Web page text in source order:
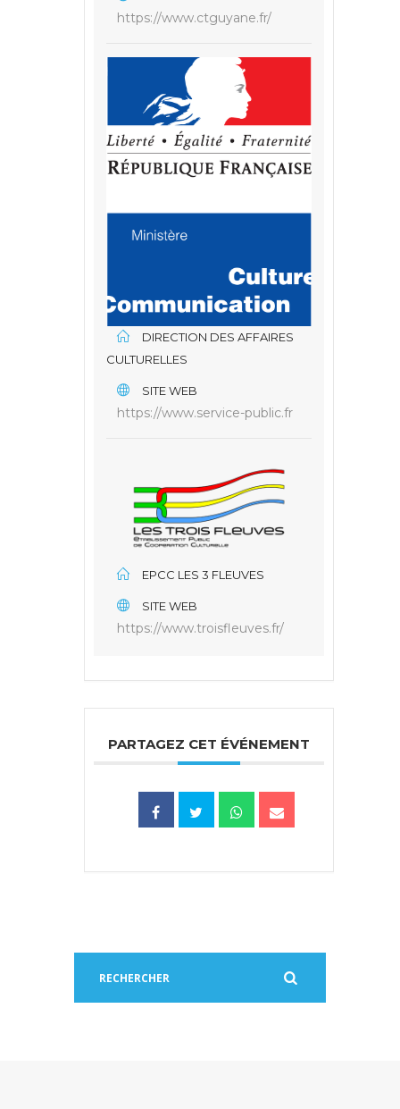
https://www.ctguyane.fr/
DIRECTION DES AFFAIRES
CULTURELLES
SITE WEB
https://www.service-public.fr
EPCC LES 3 FLEUVES
SITE WEB
https://www.troisfleuves.fr/
PARTAGEZ CET ÉVÉNEMENT